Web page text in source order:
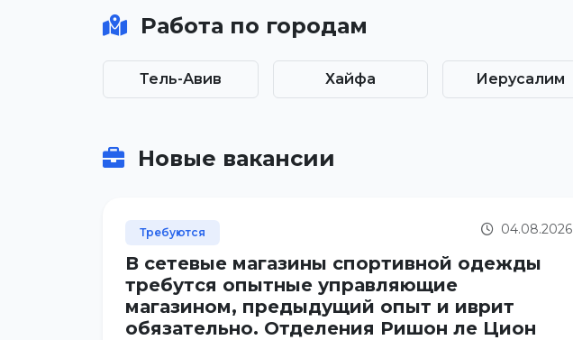
Работа по городам
Тель-Авив Хайфа Иерусалим
Новые вакансии
Требуются 04.08.2026
В сетевые магазины спортивной одежды
требутся опытные управляющие
магазином, предыдущий опыт и иврит
обязательно. Отделения Ришон ле Цион